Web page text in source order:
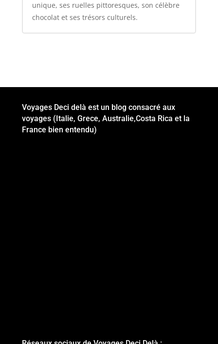
unique, ses ruelles pittoresques, son célèbre
chocolat et ses trésors culturels.
Voyages Deci delà est un blog consacré aux
voyages (Italie, Grece, Australie,Costa Rica et la
France bien entendu)